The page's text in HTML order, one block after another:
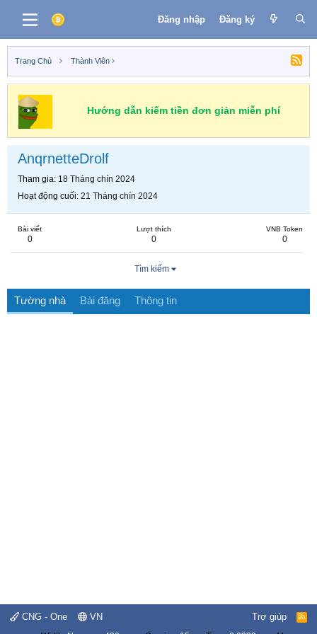
Đăng nhập Đăng ký
Trang Chủ Thành Viên
Hướng dẫn kiếm tiền đơn giản miễn phí
AnqrnetteDrolf
Tham gia 18 Tháng chín 2024
Hoạt động cuối 21 Tháng chín 2024
Bài viết
0
Lượt thích
0
VNB Token
0
Tìm kiếm
Tường nhà Bài đăng Thông tin
CNG - One VN Trợ giúp
R